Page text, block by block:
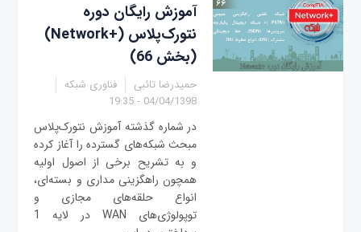
آموزش رایگان دوره
نتورک‌پلاس (+Network)
(بخش 66)
حمیدرضا تائبی
فناوری شبکه
04/04/1398 - 19:35
در شماره گذشته آموزش نتورک‌پلاس
مبحث شبکه‌های گسترده را آغاز کرده
و به تشریح برخی از اصول اولیه
همچون راهگزینی مداری و بسته‌ای،
انواع حلقه‌های مجازی و
توپولوژی‌های WAN در لایه 1